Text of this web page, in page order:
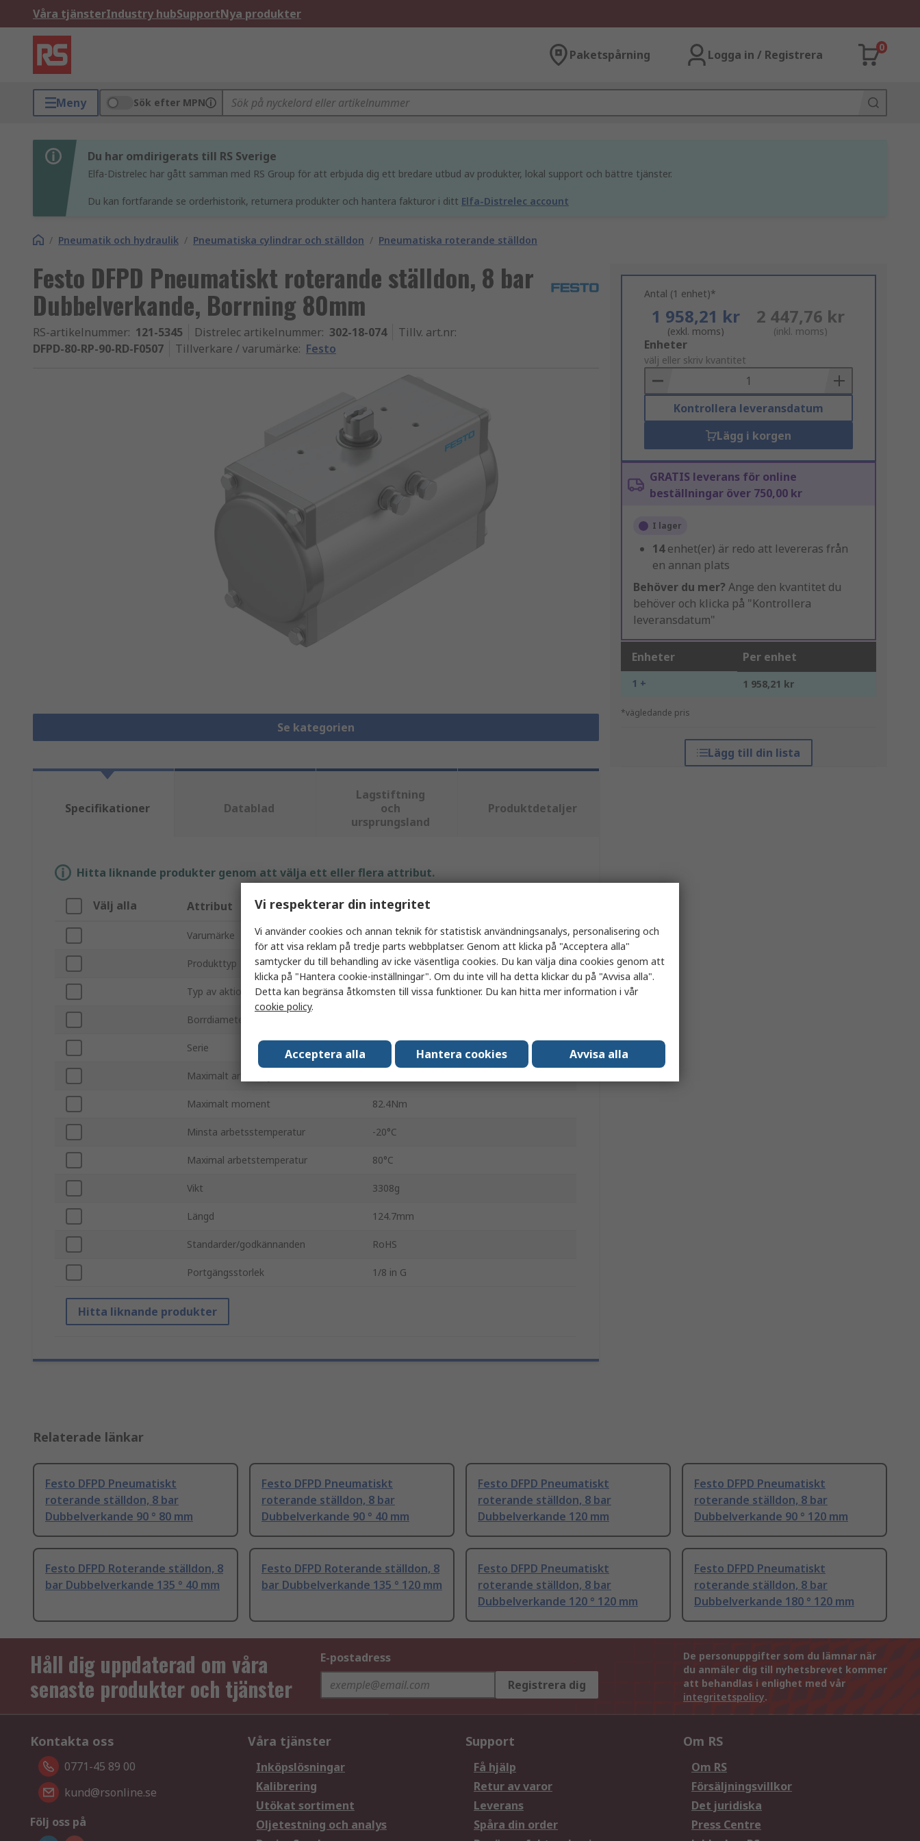
Våra tjänsterIndustry hubSupportNya produkter
Paketspårning Logga in / Registrera
0
Meny Sök efter MPN
Du har omdirigerats till RS Sverige
Elfa-Distrelec har gått samman med RS Group för att erbjuda dig ett bredare utbud av produkter, lokal support och bättre tjänster.
Du kan fortfarande se orderhistorik, returnera produkter och hantera fakturor i ditt Elfa-Distrelec account
/ Pneumatik och hydraulik / Pneumatiska cylindrar och ställdon / Pneumatiska roterande ställdon
Festo DFPD Pneumatiskt roterande ställdon, 8 bar
Dubbelverkande, Borrning 80mm
RS-artikelnummer: 121-5345 Distrelec artikelnummer: 302-18-074 Tillv. art.nr:
DFPD-80-RP-90-RD-F0507
Tillverkare / varumärke: Festo
Se kategorien
Antal (1 enhet)*
1 958,21 kr
(exkl. moms)
2 447,76 kr
(inkl. moms)
Add
to
Basket
Enheter
välj eller skriv kvantitet
Kontrollera leveransdatum
Lägg i korgen
GRATIS leverans för online
beställningar över 750,00 kr
I lager
14enhet(er) är redo att levereras från
en annan plats
Behöver du mer? Ange den kvantitet du
behöver och klicka på "Kontrollera
leveransdatum"
Enheter Per enhet
1 + 1 958,21 kr
*vägledande pris
Lägg till din lista
Specifikationer Datablad
Lagstiftning
och
ursprungsland
Produktdetaljer
Hitta liknande produkter genom att välja ett eller flera attribut.
Välj alla Attribut Värde
Varumärke Festo
Produkttyp Pneumatiskt roterande ställdon
Typ av aktion Dubbelverkande
Borrdiameter
Serie DFPD
Maximalt arbetstryck
Maximalt moment 82.4Nm
Minsta arbetsstemperatur -20°C
Maximal arbetstemperatur 80°C
Vikt 3308g
Längd 124.7mm
Standarder/godkännanden RoHS
Portgängsstorlek 1/8 in G
Hitta liknande produkter
Relaterade länkar
Festo DFPD Pneumatiskt
roterande ställdon, 8 bar
Dubbelverkande 90 ° 80 mm
Festo DFPD Pneumatiskt
roterande ställdon, 8 bar
Dubbelverkande 90 ° 40 mm
Festo DFPD Pneumatiskt
roterande ställdon, 8 bar
Dubbelverkande 120 mm
Festo DFPD Pneumatiskt
roterande ställdon, 8 bar
Dubbelverkande 90 ° 120 mm
Festo DFPD Roterande ställdon, 8
bar Dubbelverkande 135 ° 40 mm
Festo DFPD Roterande ställdon, 8
bar Dubbelverkande 135 ° 120 mm
Festo DFPD Pneumatiskt
roterande ställdon, 8 bar
Dubbelverkande 120 ° 120 mm
Festo DFPD Pneumatiskt
roterande ställdon, 8 bar
Dubbelverkande 180 ° 120 mm
Håll dig uppdaterad om våra
senaste produkter och tjänster
E-postadress
Registrera dig
De personuppgifter som du lämnar när
du anmäler dig till nyhetsbrevet kommer
att behandlas i enlighet med vår
integritetspolicy.
Kontakta oss
0771-45 89 00
kund@rsonline.se
Följ oss på
Våra tjänster
Inköpslösningar
Kalibrering
Utökat sortiment
Oljetestning och analys
Support
Få hjälp
Retur av varor
Leverans
Spåra din order
Om RS
Om RS
Försäljningsvillkor
Det juridiska
Press Centre
Vi respekterar din integritet
Vi använder cookies och annan teknik för statistisk användningsanalys, personalisering och
för att visa reklam på tredje parts webbplatser. Genom att klicka på "Acceptera alla"
samtycker du till behandling av icke väsentliga cookies. Du kan välja dina cookies genom att
klicka på "Hantera cookie-inställningar". Om du inte vill ha detta klickar du på "Avvisa alla".
Detta kan begränsa åtkomsten till vissa funktioner. Du kan hitta mer information i vår
cookie policy.
Acceptera alla Hantera cookies Avvisa alla